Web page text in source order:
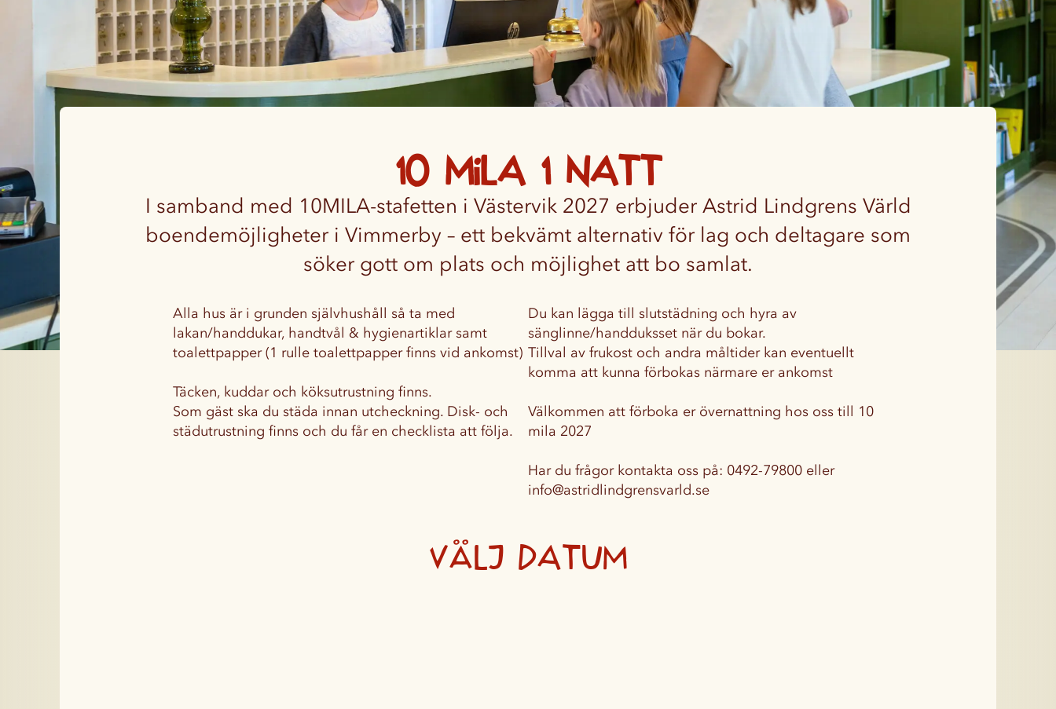
10 mila 1 natt
I samband med 10MILA-stafetten i Västervik 2027 erbjuder Astrid Lindgrens Värld
boendemöjligheter i Vimmerby – ett bekvämt alternativ för lag och deltagare som
söker gott om plats och möjlighet att bo samlat.
Alla hus är i grunden självhushåll så ta med
lakan/handdukar, handtvål & hygienartiklar samt
toalettpapper (1 rulle toalettpapper finns vid ankomst)
Täcken, kuddar och köksutrustning finns.
Som gäst ska du städa innan utcheckning. Disk- och
städutrustning finns och du får en checklista att följa.
Du kan lägga till slutstädning och hyra av
sänglinne/handduksset när du bokar.
Tillval av frukost och andra måltider kan eventuellt
komma att kunna förbokas närmare er ankomst
Välkommen att förboka er övernattning hos oss till 10
mila 2027
Har du frågor kontakta oss på: 0492-79800 eller
info@astridlindgrensvarld.se
Välj datum